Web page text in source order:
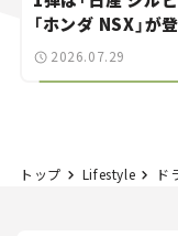
「ホンダ NSX」が
世界が注目す
る“JDM"に焦点【
2026.07.29
トップ Lifestyle ドライブ中